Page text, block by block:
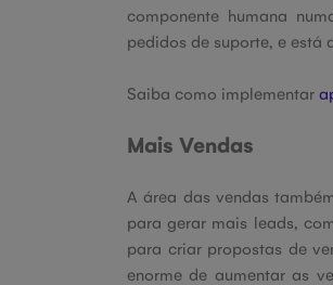
componente humana
pedidos de suporte, e
Saiba como implementar
Mais Vendas
A área das vendas
para gerar mais leads,
para criar propostas de
enorme de aumentar as